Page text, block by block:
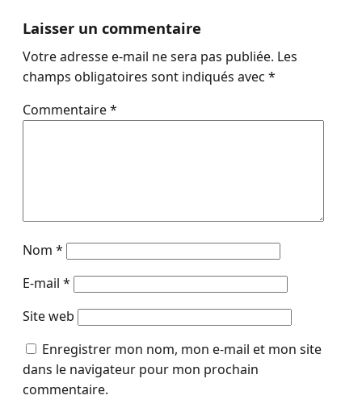
Laisser un commentaire
Votre adresse e-mail ne sera pas publiée. Les
champs obligatoires sont indiqués avec *
Commentaire*
Nom *
E-mail *
Site web
Enregistrer mon nom, mon e-mail et mon site
dans le navigateur pour mon prochain
commentaire.